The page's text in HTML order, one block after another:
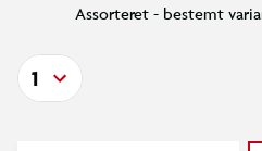
Assorteret - bestemt
1